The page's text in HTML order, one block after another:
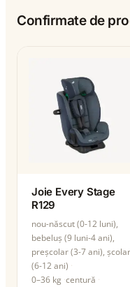
Confirmate de
Joie Every Stage
R129
nou-născut (0-12 luni),
bebeluș (9 luni-4 ani),
preșcolar (3-7 ani), școlar
(6-12 ani)
0–36 kg centură